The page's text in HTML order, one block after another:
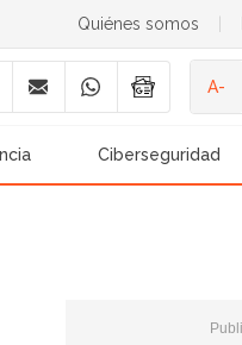
Quiénes somos
A-
Ciberseguridad